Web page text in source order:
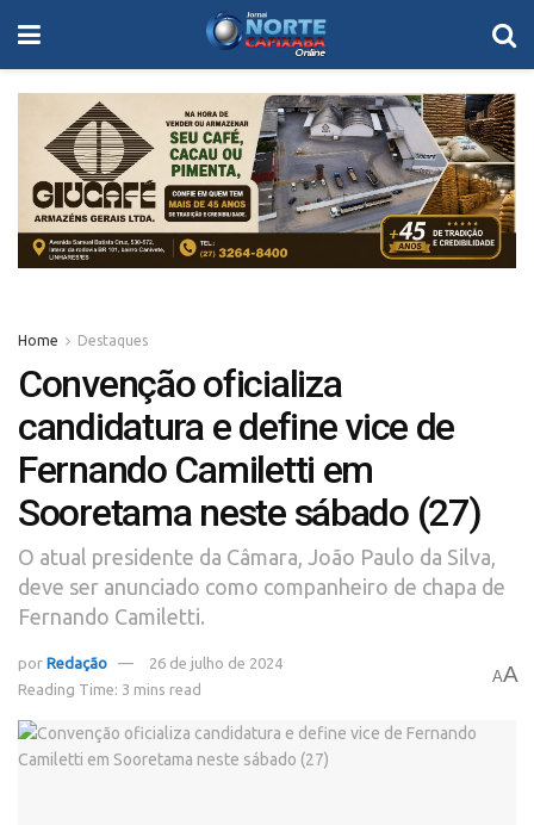
Home Destaques
Convenção oficializa
candidatura e define vice de
Fernando Camiletti em
Sooretama neste sábado (27)
O atual presidente da Câmara, João Paulo da Silva,
deve ser anunciado como companheiro de chapa de
Fernando Camiletti.
por Redação
26 de julho de 2024
Reading Time: 3 mins read
AA